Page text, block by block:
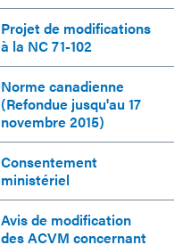
Projet de modifications
à la NC 71-102
Norme canadienne
(Refondue jusqu'au 17
novembre 2015)
Consentement
ministériel
Avis de modification
des ACVM concernant